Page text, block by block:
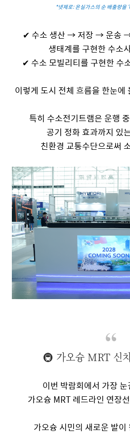
*넷제로:온실가스의 순 배출량을
✔ 수소 생산 → 저장 → 운송
생태계를 구현한 수소
✔ 수소모빌리티를 구현한 수
이렇게 도시 전체 흐름을 한눈에
특히 수소전기트램은 운행
공기 정화 효과까지 있
친환경 교통수단으로써
🚇 가오슝 MRT 신
이번 박람회에서 가장
가오슝 MRT레드라인 연장
가오슝 시민의 새로운 발이